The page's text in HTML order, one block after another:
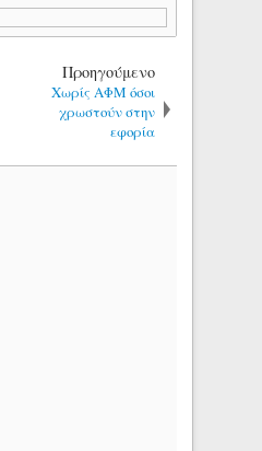
Προηγούμενο
Χωρίς ΑΦΜ όσοι
χρωστούν στην
εφορία